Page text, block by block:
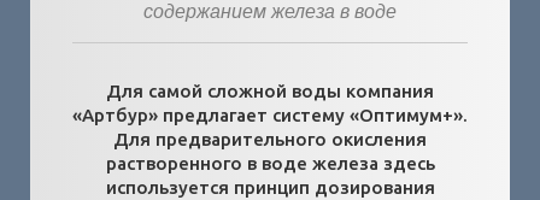
содержанием железа в воде
Для самой сложной воды компания
«Артбур» предлагает систему «Оптимум+».
Для предварительного окисления
растворенного в воде железа здесь
используется принцип дозирования